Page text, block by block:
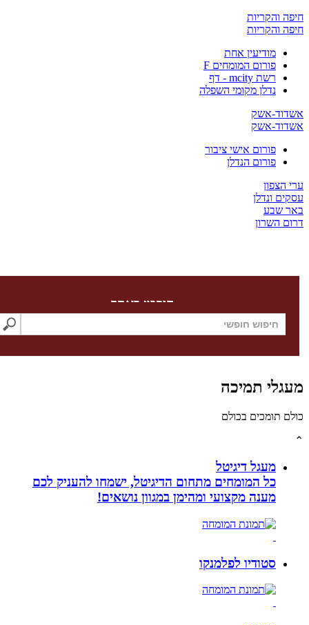
מודיעין אחת
פורום המומחים F
רשת mcity - דף
נדלן מקומי השפלה
אשק
אשק
פורום אישי ציבור
פורום הנדלן
ונדלן
חיפוש באתר
תמיכה
בכולם
מעגל דיגיטל
כל המומחים מתחום הדיגיטל, ישמחו להעניק לכם
מענה מקצועי ומהימן במגוון נושאים!
סטודיו לפלמנקו